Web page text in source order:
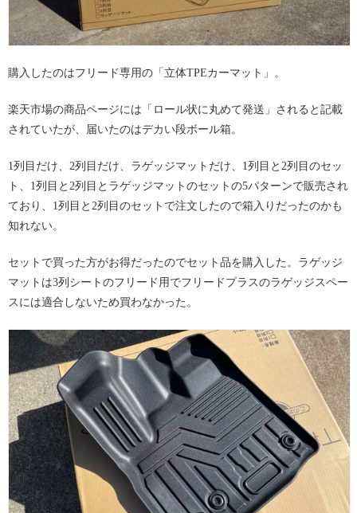
購入したのはフリード専用の「立体TPEカーマット」。
楽天市場の商品ページには「ロール状に丸めて発送」されると記載
されていたが、届いたのはデカい段ボール箱。
1列目だけ、2列目だけ、ラゲッジマットだけ、1列目と2列目のセッ
ト、1列目と2列目とラゲッジマットのセットの5パターンで販売され
ており、1列目と2列目のセットで注文したので箱入りだったのかも
知れない。
セットで買った方がお得だったのでセット品を購入した。ラゲッジ
マットは3列シートのフリード用でフリードプラスのラゲッジスペー
スには適合しないため買わなかった。